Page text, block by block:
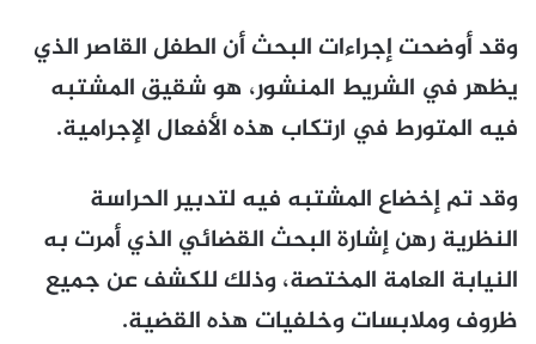
وقد أوضحت إجراءات البحث أن الطفل القاصر الذي
يظهر في الشريط المنشور، هو شقيق المشتبه
فيه المتورط في ارتكاب هذه الأفعال الإجرامية.
وقد تم إخضاع المشتبه فيه لتدبير الحراسة
النظرية رهن إشارة البحث القضائي الذي أمرت به
النيابة العامة المختصة، وذلك للكشف عن جميع
ظروف وملابسات وخلفيات هذه القضية.